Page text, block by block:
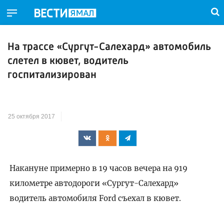
На трассе «Сургут-Салехард» автомобиль
слетел в кювет, водитель
госпитализирован
25 октября 2017
Накануне примерно в 19 часов вечера на 919
километре автодороги «Сургут-Салехард»
водитель автомобиля Ford съехал в кювет.